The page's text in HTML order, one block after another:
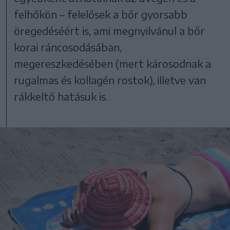
felhőkön – felelősek a bőr gyorsabb
öregedéséért is, ami megnyilvánul a bőr
korai ráncosodásában,
megereszkedésében (mert károsodnak a
rugalmas és kollagén rostok), illetve van
rákkeltő hatásuk is.